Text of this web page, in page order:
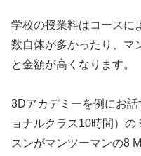
学校の授業料はコースに
数自体が多かったり、マ
と金額が高くなります。
3Dアカデミーを例にお
ョナルクラス10時間）
スンがマンツーマンの8